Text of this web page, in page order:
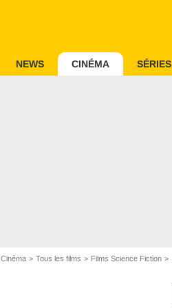
NEWS CINÉMA SÉRIES
Cinéma Tous les films Films Science Fiction